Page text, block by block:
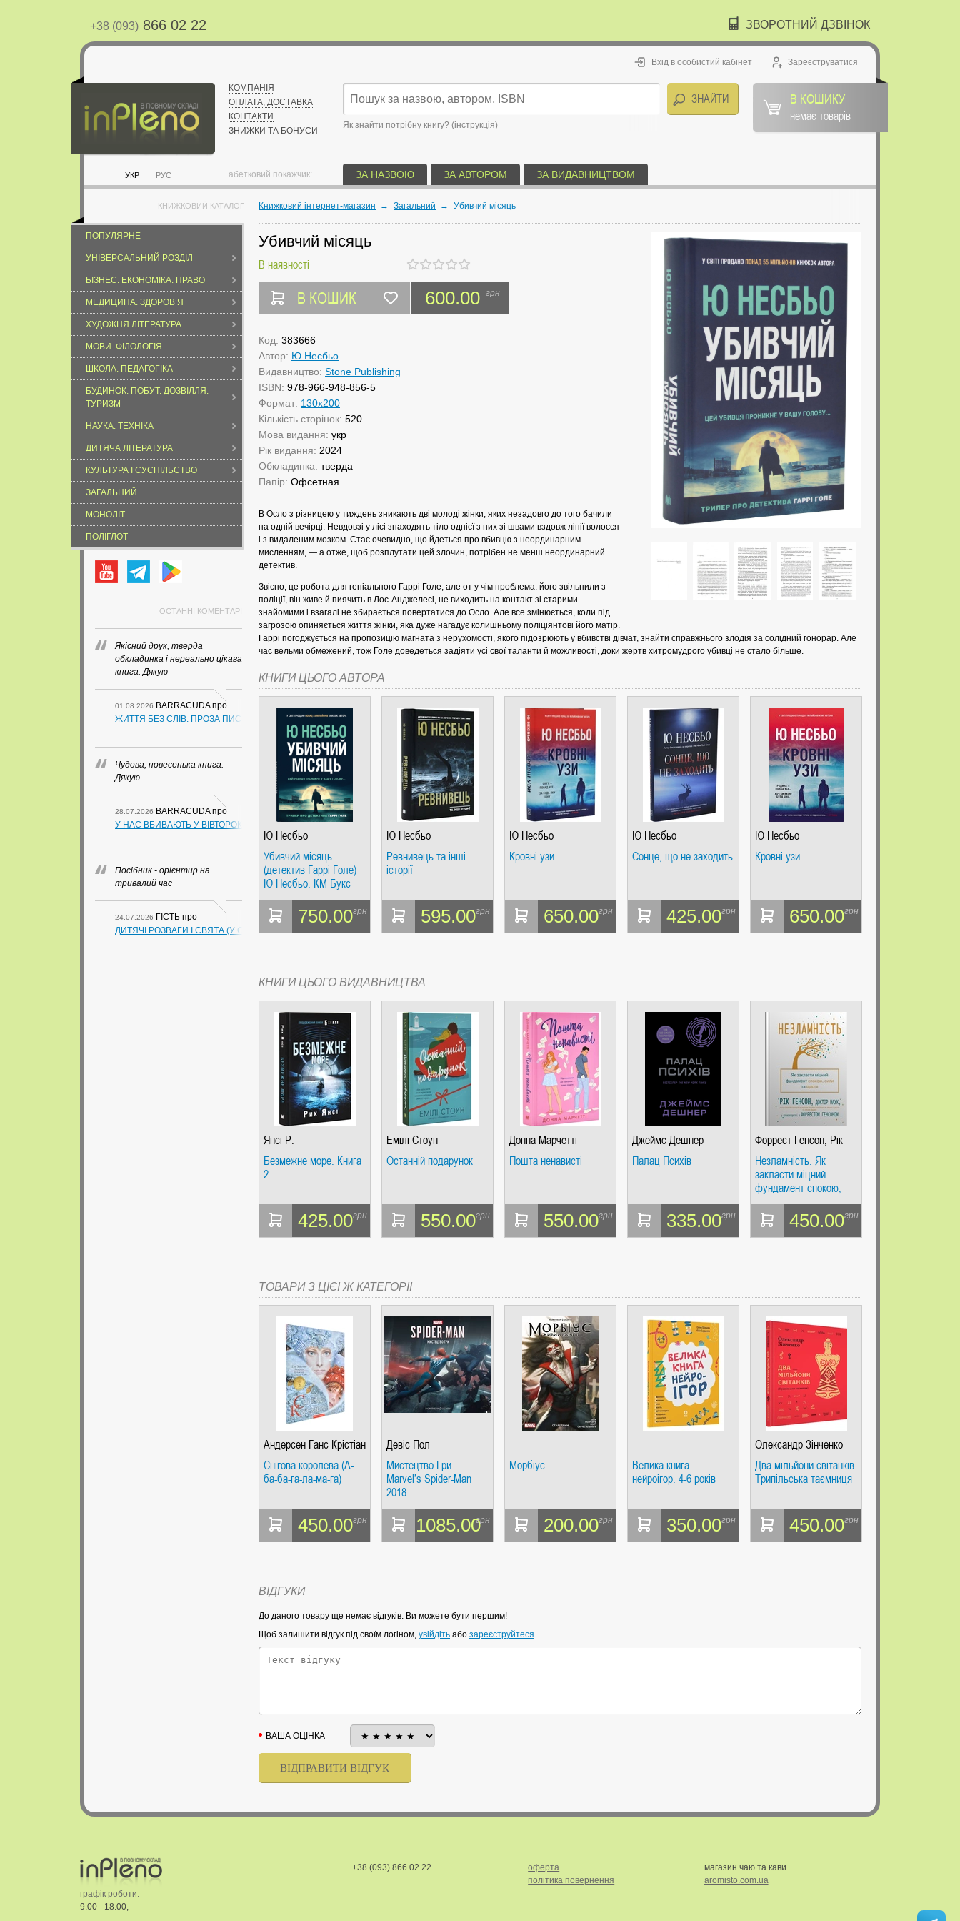
+38 (093) 866 02 22 ЗВОРОТНИЙ ДЗВІНОК
УКР РУС
КОМПАНІЯ
ОПЛАТА, ДОСТАВКА
КОНТАКТИ
ЗНИЖКИ ТА БОНУСИ
Вхід в особистий кабінет Зареєструватися
Як знайти потрібну книгу? (інструкція)
В КОШИКУ
немає товарів
абетковий покажчик: ЗА НАЗВОЮ ЗА АВТОРОМ ЗА ВИДАВНИЦТВОМ
КНИЖКОВИЙ КАТАЛОГ
ПОПУЛЯРНЕ
УНІВЕРСАЛЬНИЙ РОЗДІЛ
БІЗНЕС. ЕКОНОМІКА. ПРАВО
МЕДИЦИНА. ЗДОРОВ’Я
ХУДОЖНЯ ЛІТЕРАТУРА
МОВИ. ФІЛОЛОГІЯ
ШКОЛА. ПЕДАГОГІКА
БУДИНОК. ПОБУТ. ДОЗВІЛЛЯ.
ТУРИЗМ
НАУКА. ТЕХНІКА
ДИТЯЧА ЛІТЕРАТУРА
КУЛЬТУРА І СУСПІЛЬСТВО
ЗАГАЛЬНИЙ
МОНОЛІТ
ПОЛІГЛОТ
ОСТАННІ КОМЕНТАРІ
Якісний друк, тверда
обкладинка і нереально цікава
книга. Дякую
01.08.2026 BARRACUDAпро
ЖИТТЯ БЕЗ СЛІВ. ПРОЗА ПИСЬМЕННИКІВ ІЗ ГУАНСІ. ГІПЕРІОН
Чудова, новесенька книга.
Дякую
28.07.2026 BARRACUDAпро
У НАС ВБИВАЮТЬ У ВІВТОРОК. СЛАПОВСЬКИЙ О.І. ЧАС
Посібник - орієнтир на
тривалий час
24.07.2026 ГІСТЬ про
ДИТЯЧІ РОЗВАГИ І СВЯТА (У СХЕМАХ, ТАБЛИЦЯХ, ВИЗНАЧЕННЯХ, СЦЕНАРІЯХ). АНТОНІНА ШЕВЧУК. МАНДРІВЕЦЬ
Книжковий інтернет-магазин → Загальний → Убивчий місяць
Убивчий місяць
В наявності
В КОШИК 600.00 грн
Код: 383666
Автор: Ю Несбьо
Видавництво: Stone Publishing
ISBN: 978-966-948-856-5
Формат: 130х200
Кількість сторінок: 520
Мова видання: укр
Рік видання: 2024
Обкладинка: тверда
Папір: Офсетная
В Осло з різницею у тиждень зникають дві молоді жінки, яких незадовго до того бачили
на одній вечірці. Невдовзі у лісі знаходять тіло однієї з них зі швами вздовж лінії волосся
і з видаленим мозком. Стає очевидно, що йдеться про вбивцю з неординарним
мисленням, — а отже, щоб розплутати цей злочин, потрібен не менш неординарний
детектив.
Звісно, це робота для геніального Гаррі Голе, але от у чім проблема: його звільнили з
поліції, він живе й пиячить в Лос-Анджелесі, не виходить на контакт зі старими
знайомими і взагалі не збирається повертатися до Осло. Але все змінюється, коли під
загрозою опиняється життя жінки, яка дуже нагадує колишньому поліціянтові його матір.
Гаррі погоджується на пропозицію магната з нерухомості, якого підозрюють у вбивстві дівчат, знайти справжнього злодія за солідний гонорар. Але
час вельми обмежений, тож Голе доведеться задіяти усі свої таланти й можливості, доки жертв хитромудрого убивці не стало більше.
КНИГИ ЦЬОГО АВТОРА
Ю Несбьо
Убивчий місяць
(детектив Гаррі Голе)
Ю Несбьо. КМ-Букс
750.00грн
Ю Несбьо
Ревнивець та інші
історії
595.00грн
Ю Несбьо
Кровні узи
650.00грн
Ю Несбьо
Сонце, що не заходить
425.00грн
Ю Несбьо
Кровні узи
650.00грн
КНИГИ ЦЬОГО ВИДАВНИЦТВА
Янсі Р.
Безмежне море. Книга
2
425.00грн
Емілі Стоун
Останній подарунок
550.00грн
Донна Марчетті
Пошта ненависті
550.00грн
Джеймс Дешнер
Палац Психів
335.00грн
Форрест Генсон, Рік
Генсон
Незламність. Як
закласти міцний
фундамент спокою,
сили та щастя
450.00грн
ТОВАРИ З ЦІЄЇ Ж КАТЕГОРІЇ
Андерсен Ганс Крістіан
Снігова королева (А-
ба-ба-га-ла-ма-га)
450.00грн
Девіс Пол
Мистецтво Гри
Marvel’s Spider-Man
2018
1085.00грн
Морбіус
200.00грн
Велика книга
нейроігор. 4-6 років
350.00грн
Олександр Зінченко
Два мільйони світанків.
Трипільська таємниця
450.00грн
ВІДГУКИ
До даного товару ще немає відгуків. Ви можете бути першим!
Щоб залишити відгук під своїм логіном, увійдіть або зареєструйтеся.
ВАША ОЦІНКА
графік роботи:
9:00 - 18:00;
+38 (093) 866 02 22
оферта
політика повернення
магазин чаю та кави
aromisto.com.ua